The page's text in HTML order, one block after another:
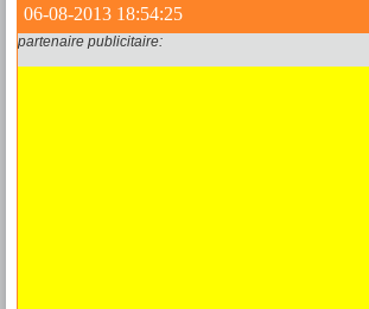
06-08-2013 18:54:25
partenaire publicitaire: